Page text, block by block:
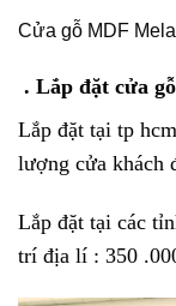
Cửa gỗ MDF
. Lắp đặt cửa
Lắp đặt tại tp
lượng cửa khách
Lắp đặt tại các
trí địa lí : 350